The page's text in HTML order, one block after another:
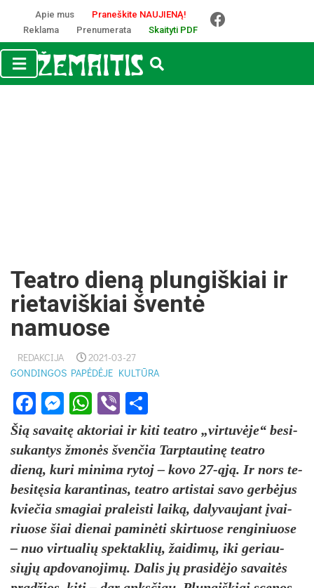
Apie mus
Praneškite NAUJIENĄ!
Reklama
Prenumerata Skaityti PDF
Teatro dieną plungiškiai ir
rietaviškiai šventė
namuose
REDAKCIJA
2021-03-27
GONDINGOS PAPĖDĖJE KULTŪRA
Facebook
Messenger
WhatsApp
Viber
Šią sa­vaitę ak­to­riai ir ki­ti teat­ro „vir­tuvė­je“ be­si­
su­kan­tys žmonės šven­čia Tarp­tau­tinę teat­ro
dieną, ku­ri mi­ni­ma ry­toj – ko­vo 27-ąją. Ir nors te­
be­sitę­sia ka­ran­ti­nas, teat­ro ar­tis­tai sa­vo gerbė­jus
kvie­čia sma­giai pra­leis­ti laiką, da­ly­vau­jant įvai­
riuo­se šiai die­nai pa­minė­ti skir­tuo­se ren­gi­niuo­se
– nuo vir­tua­lių spek­tak­lių, žai­dimų, iki ge­riau­
siųjų ap­do­va­no­jimų. Da­lis jų pra­si­dėjo sa­vaitės